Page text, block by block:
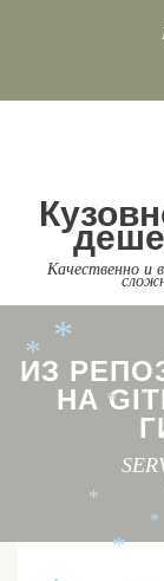
Качественно и
ИЗ
НА
*
*
*
*
*
*
*
*
* *
*
*